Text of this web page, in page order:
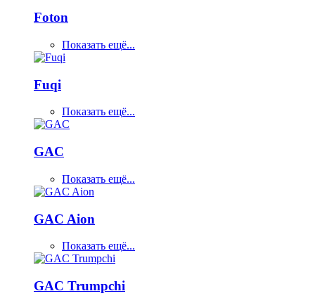
Foton
Показать ещё...
Fuqi
Показать ещё...
GAC
Показать ещё...
GAC Aion
Показать ещё...
GAC Trumpchi